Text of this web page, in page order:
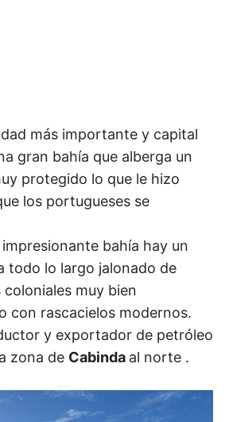
más importante y capital
gran bahía que alberga un
protegido lo que le hizo
los portugueses se
bahía hay un
todo lo largo jalonado de
muy bien
con rascacielos modernos.
y exportador de petróleo
zona de Cabinda al norte .